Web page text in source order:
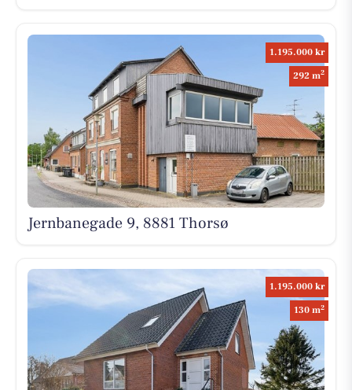
1.195.000 kr
292 m2
Jernbanegade 9, 8881 Thorsø
1.195.000 kr
130 m2